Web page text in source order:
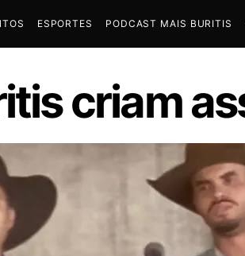
ESPORTES PODCAST MAIS BURITIS
criam